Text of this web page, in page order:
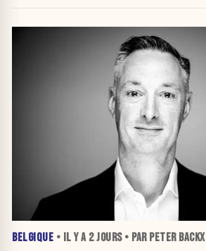
BELGIQUE • IL Y A 2 JOURS• PAR PETER BACKX